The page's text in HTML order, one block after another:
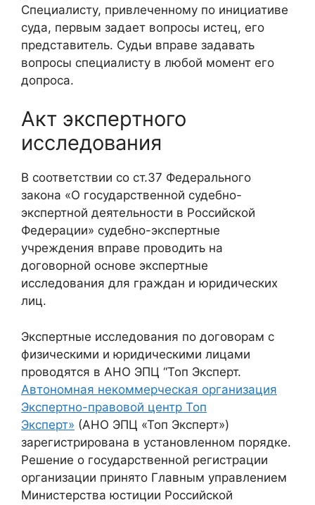
Специалисту, привлеченному по инициативе
суда, первым задает вопросы истец, его
представитель. Судьи вправе задавать
вопросы специалисту в любой момент его
допроса.
Акт экспертного
исследования
В соответствии со ст.37 Федерального
закона «О государственной судебно-
экспертной деятельности в Российской
Федерации» судебно-экспертные
учреждения вправе проводить на
договорной основе экспертные
исследования для граждан и юридических
лиц.
Экспертные исследования по договорам с
физическими и юридическими лицами
проводятся в АНО ЭПЦ “Топ Эксперт.
Автономная некоммерческая организация
Экспертно-правовой центр Топ
Эксперт» (АНО ЭПЦ «Топ Эксперт»)
зарегистрирована в установленном порядке.
Решение о государственной регистрации
организации принято Главным управлением
Министерства юстиции Российской